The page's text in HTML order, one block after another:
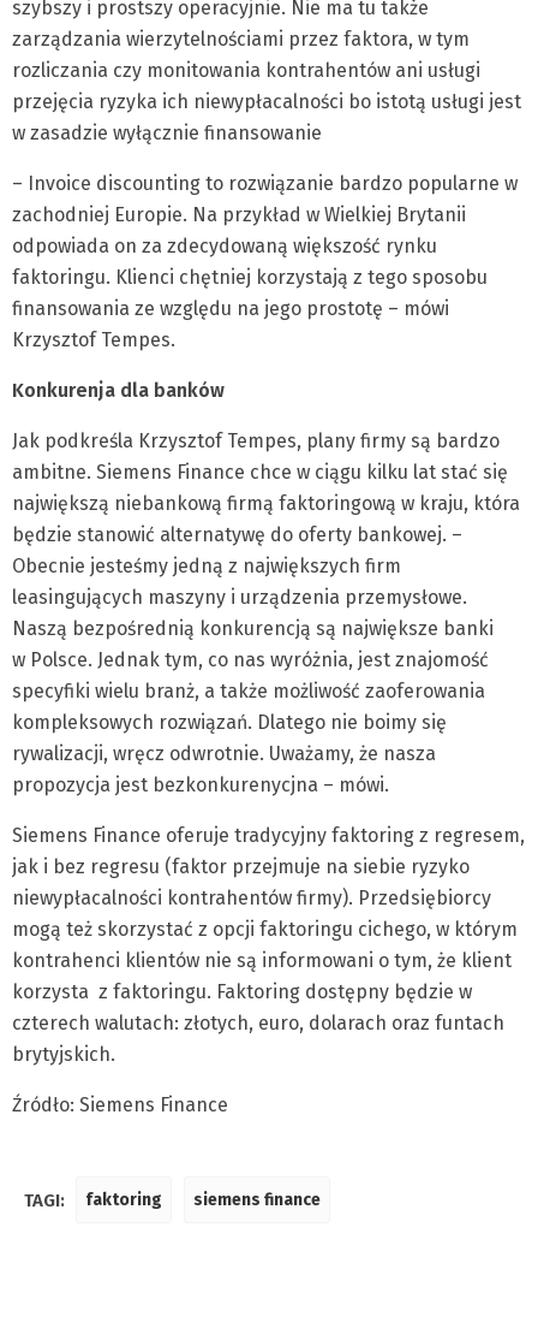
szybszy i prostszy operacyjnie. Nie ma tu także
zarządzania wierzytelnościami przez faktora, w tym
rozliczania czy monitowania kontrahentów ani usługi
przejęcia ryzyka ich niewypłacalności bo istotą usługi jest
w zasadzie wyłącznie finansowanie
– Invoice discounting to rozwiązanie bardzo popularne w
zachodniej Europie. Na przykład w Wielkiej Brytanii
odpowiada on za zdecydowaną większość rynku
faktoringu. Klienci chętniej korzystają z tego sposobu
finansowania ze względu na jego prostotę – mówi
Krzysztof Tempes.
Konkurenja dla banków
Jak podkreśla Krzysztof Tempes, plany firmy są bardzo
ambitne. Siemens Finance chce w ciągu kilku lat stać się
największą niebankową firmą faktoringową w kraju, która
będzie stanowić alternatywę do oferty bankowej. –
Obecnie jesteśmy jedną z największych firm
leasingujących maszyny i urządzenia przemysłowe.
Naszą bezpośrednią konkurencją są największe banki
w Polsce. Jednak tym, co nas wyróżnia, jest znajomość
specyfiki wielu branż, a także możliwość zaoferowania
kompleksowych rozwiązań. Dlatego nie boimy się
rywalizacji, wręcz odwrotnie. Uważamy, że nasza
propozycja jest bezkonkurenycjna – mówi.
Siemens Finance oferuje tradycyjny faktoring z regresem,
jak i bez regresu (faktor przejmuje na siebie ryzyko
niewypłacalności kontrahentów firmy). Przedsiębiorcy
mogą też skorzystać z opcji faktoringu cichego, w którym
kontrahenci klientów nie są informowani o tym, że klient
korzysta z faktoringu. Faktoring dostępny będzie w
czterech walutach: złotych, euro, dolarach oraz funtach
brytyjskich.
Źródło: Siemens Finance
TAGI: faktoring siemens finance